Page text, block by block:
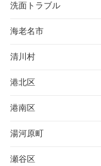
洗面トラブル
海老名市
清川村
港北区
港南区
湯河原町
瀬谷区